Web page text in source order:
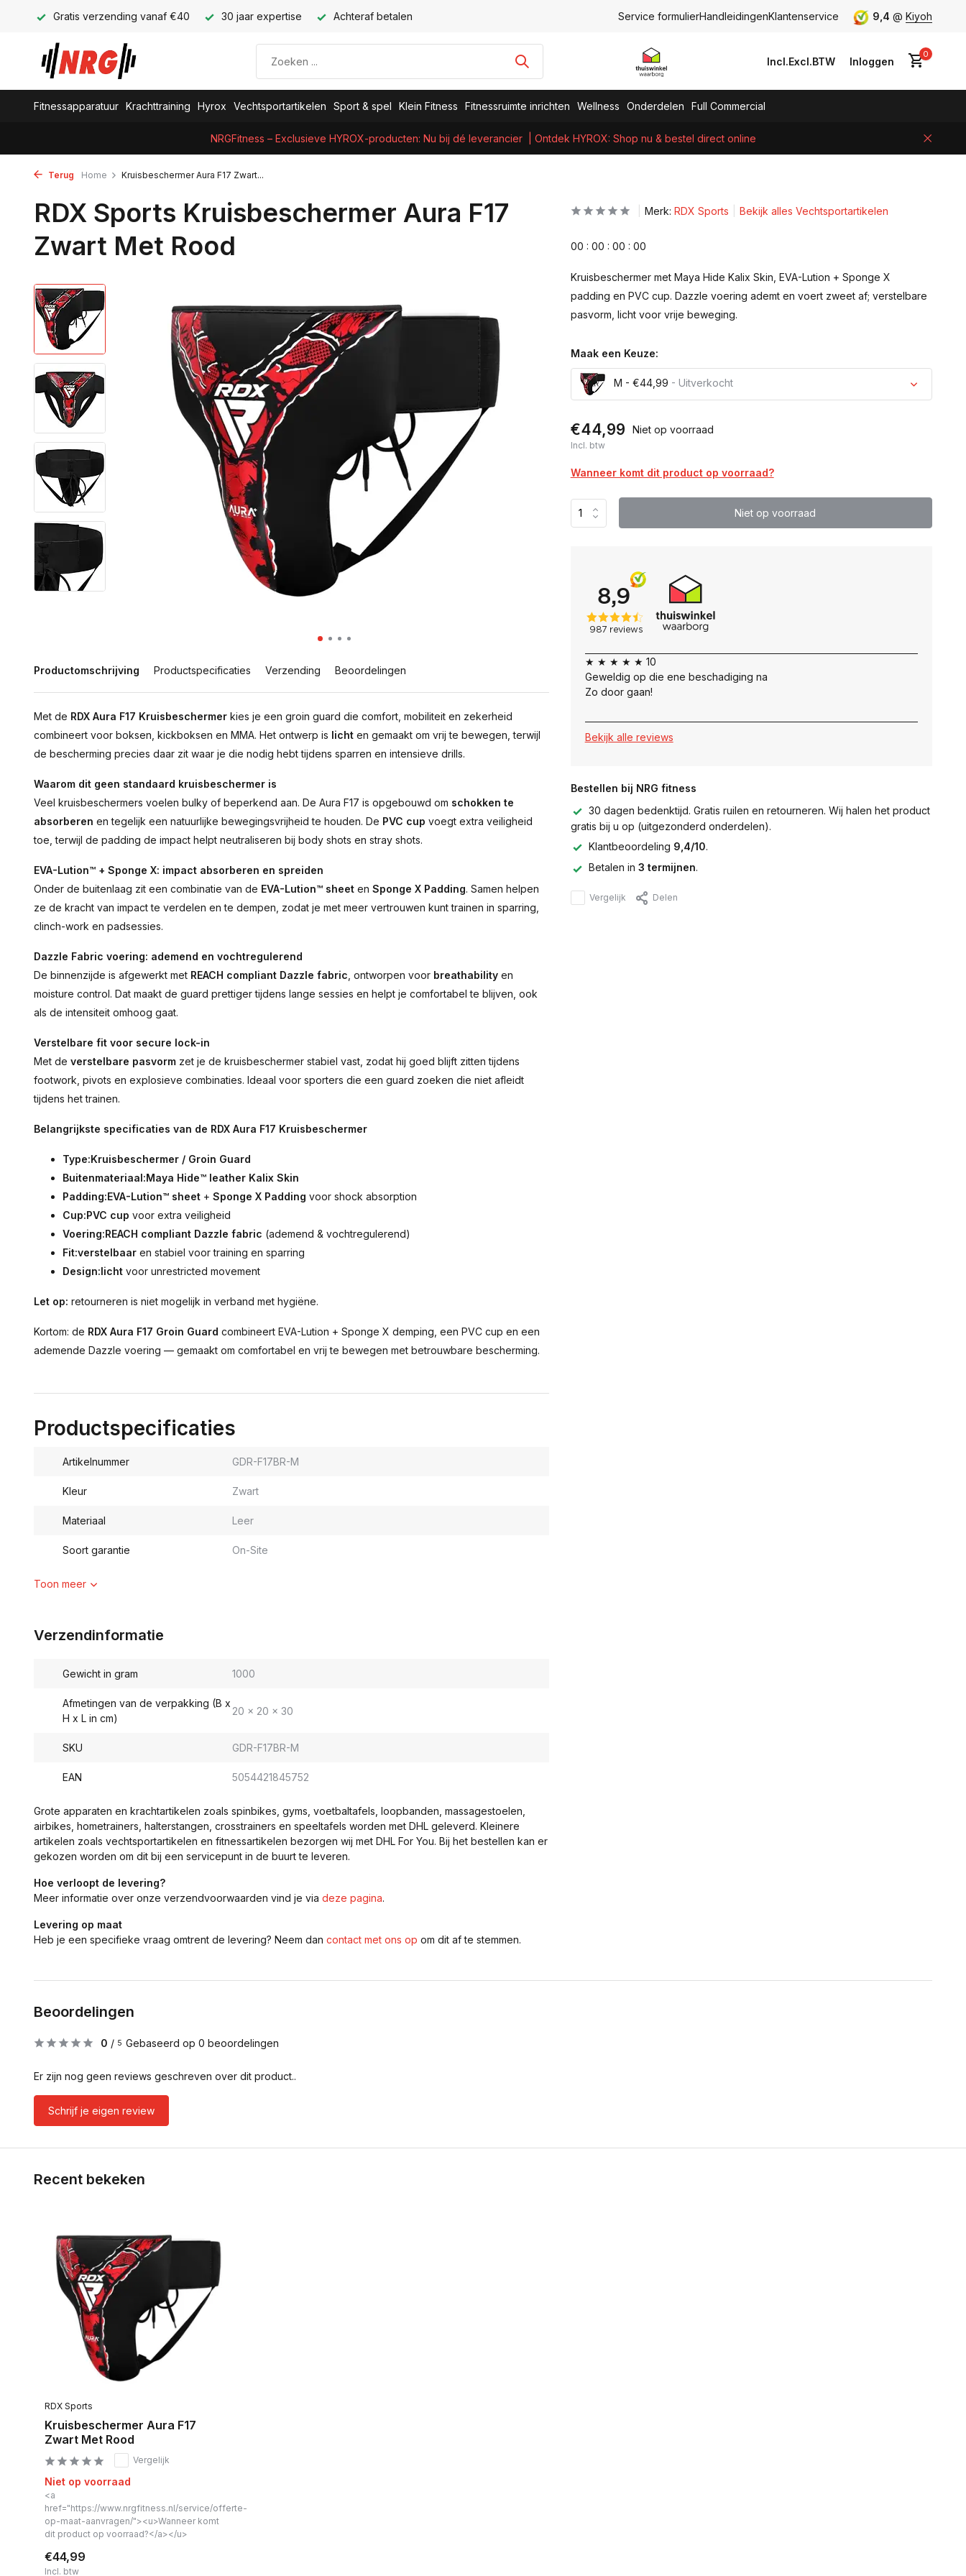
Gratis verzending vanaf €40 30 jaar expertise Achteraf betalen Service formulierHandleidingenKlantenservice 9,4 @ Kiyoh
Incl.Excl.BTW Inloggen
0
Fitnessapparatuur Krachttraining Hyrox Vechtsportartikelen Sport & spel Klein Fitness Fitnessruimte inrichten Wellness Onderdelen Full Commercial
NRGFitness – Exclusieve HYROX-producten: Nu bij dé leverancier | Ontdek HYROX: Shop nu & bestel direct online
Terug Home Kruisbeschermer Aura F17 Zwart...
RDX Sports Kruisbeschermer Aura F17
Zwart Met Rood
Productomschrijving Productspecificaties Verzending Beoordelingen
Met de RDX Aura F17 Kruisbeschermer kies je een groin guard die comfort, mobiliteit en zekerheid
combineert voor boksen, kickboksen en MMA. Het ontwerp is licht en gemaakt om vrij te bewegen, terwijl
de bescherming precies daar zit waar je die nodig hebt tijdens sparren en intensieve drills.
Waarom dit geen standaard kruisbeschermer is
Veel kruisbeschermers voelen bulky of beperkend aan. De Aura F17 is opgebouwd om schokken te
absorberen en tegelijk een natuurlijke bewegingsvrijheid te houden. De PVC cup voegt extra veiligheid
toe, terwijl de padding de impact helpt neutraliseren bij body shots en stray shots.
EVA-Lution™ + Sponge X: impact absorberen en spreiden
Onder de buitenlaag zit een combinatie van de EVA-Lution™ sheet en Sponge X Padding. Samen helpen
ze de kracht van impact te verdelen en te dempen, zodat je met meer vertrouwen kunt trainen in sparring,
clinch-work en padsessies.
Dazzle Fabric voering: ademend en vochtregulerend
De binnenzijde is afgewerkt met REACH compliant Dazzle fabric , ontworpen voor breathability en
moisture control. Dat maakt de guard prettiger tijdens lange sessies en helpt je comfortabel te blijven, ook
als de intensiteit omhoog gaat.
Verstelbare fit voor secure lock-in
Met de verstelbare pasvorm zet je de kruisbeschermer stabiel vast, zodat hij goed blijft zitten tijdens
footwork, pivots en explosieve combinaties. Ideaal voor sporters die een guard zoeken die niet afleidt
tijdens het trainen.
Belangrijkste specificaties van de RDX Aura F17 Kruisbeschermer
Type:Kruisbeschermer / Groin Guard
Buitenmateriaal:Maya Hide™ leather Kalix Skin
Padding:EVA-Lution™ sheet + Sponge X Padding voor shock absorption
Cup:PVC cup voor extra veiligheid
Voering:REACH compliant Dazzle fabric (ademend & vochtregulerend)
Fit:verstelbaar en stabiel voor training en sparring
Design:licht voor unrestricted movement
Let op: retourneren is niet mogelijk in verband met hygiëne.
Kortom: de RDX Aura F17 Groin Guard combineert EVA-Lution + Sponge X demping, een PVC cup en een
ademende Dazzle voering — gemaakt om comfortabel en vrij te bewegen met betrouwbare bescherming.
Productspecificaties
Artikelnummer GDR-F17BR-M
Kleur Zwart
Materiaal Leer
Soort garantie On-Site
Toon meer
Verzendinformatie
Gewicht in gram 1000
Afmetingen van de verpakking (B x
H x L in cm)
20 x 20 x 30
SKU GDR-F17BR-M
EAN 5054421845752
Grote apparaten en krachtartikelen zoals spinbikes, gyms, voetbaltafels, loopbanden, massagestoelen,
airbikes, hometrainers, halterstangen, crosstrainers en speeltafels worden met DHL geleverd. Kleinere
artikelen zoals vechtsportartikelen en fitnessartikelen bezorgen wij met DHL For You. Bij het bestellen kan er
gekozen worden om dit bij een servicepunt in de buurt te leveren.
Hoe verloopt de levering?
Meer informatie over onze verzendvoorwaarden vind je via deze pagina.
Levering op maat
Heb je een specifieke vraag omtrent de levering? Neem dan contact met ons op om dit af te stemmen.
Merk: RDX Sports Bekijk alles Vechtsportartikelen
00 : 00 : 00 : 00
Kruisbeschermer met Maya Hide Kalix Skin, EVA-Lution + Sponge X
padding en PVC cup. Dazzle voering ademt en voert zweet af; verstelbare
pasvorm, licht voor vrije beweging.
Maak een Keuze:
M - €44,99 - Uitverkocht
Uitverkocht
€44,99 Niet op voorraad
Incl. btw
Wanneer komt dit product op voorraad?
Niet op voorraad
★ ★ ★ ★ ★ 10
Geweldig op die ene beschadiging na
Zo door gaan!
Bekijk alle reviews
Bestellen bij NRG fitness
30 dagen bedenktijd. Gratis ruilen en retourneren. Wij halen het product
gratis bij u op (uitgezonderd onderdelen).
Klantbeoordeling 9,4/10.
Betalen in 3 termijnen.
Vergelijk Delen
Beoordelingen
0 / 5 Gebaseerd op 0 beoordelingen
Er zijn nog geen reviews geschreven over dit product..
Schrijf je eigen review
Recent bekeken
RDX Sports
Kruisbeschermer Aura F17
Zwart Met Rood
Vergelijk
Niet op voorraad
<a
href="https://www.nrgfitness.nl/service/offerte-
op-maat-aanvragen/"><u>Wanneer komt
dit product op voorraad?</a></u>
€44,99
Incl. btw